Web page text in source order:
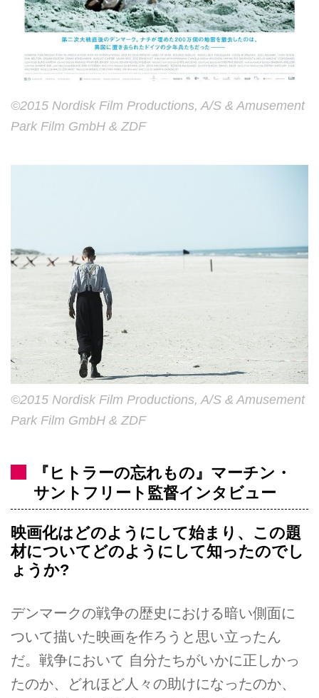
©2015 Nordisk Film Productions, A/S & Amusement
Park Film GmbH & ZDF
©2015 Nordisk Film Productions, A/S & Amusement
Park Film GmbH & ZDF
『ヒトラーの忘れもの』マーチン・
サントフリート監督インタビュー
映画化はどのようにして始まり、この題
材についてどのようにして知ったのでし
ょうか?
デンマークの戦争の歴史における暗い側面に
ついて描いた映画を作ろうと思い立ったん
だ。戦争において 自分たちがいかに正しかっ
たのか、どれほど人々の助けになったのか、